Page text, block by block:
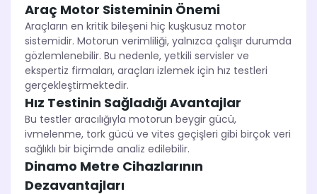
Araç Motor Sisteminin Önemi
Araçların en kritik bileşeni hiç kuşkusuz motor
sistemidir. Motorun verimliliği, yalnızca çalışır durumda
gözlemlenebilir. Bu nedenle, yetkili servisler ve
ekspertiz firmaları, araçları izlemek için hız testleri
gerçekleştirmektedir.
Hız Testinin Sağladığı Avantajlar
Bu testler aracılığıyla motorun beygir gücü,
ivmelenme, tork gücü ve vites geçişleri gibi birçok veri
sağlıklı bir biçimde analiz edilebilir.
Dinamo Metre Cihazlarının
Dezavantajları